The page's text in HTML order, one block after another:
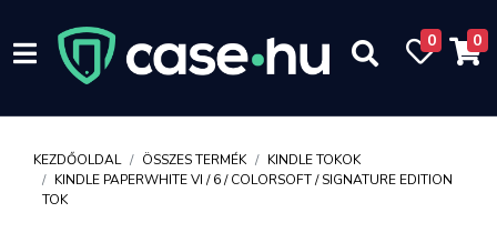
0 0
KEZDŐOLDAL ÖSSZES TERMÉK
KINDLE TOKOK
KINDLE PAPERWHITE VI / 6 / COLORSOFT / SIGNATURE EDITION
TOK